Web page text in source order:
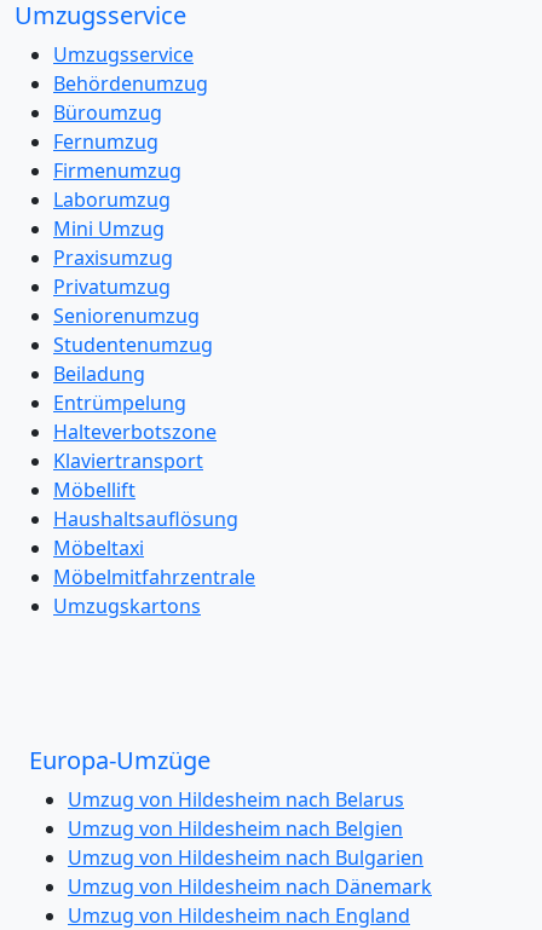
Umzugsservice
Umzugsservice
Behördenumzug
Büroumzug
Fernumzug
Firmenumzug
Laborumzug
Mini Umzug
Praxisumzug
Privatumzug
Seniorenumzug
Studentenumzug
Beiladung
Entrümpelung
Halteverbotszone
Klaviertransport
Möbellift
Haushaltsauflösung
Möbeltaxi
Möbelmitfahrzentrale
Umzugskartons
Europa-Umzüge
Umzug von Hildesheim nach Belarus
Umzug von Hildesheim nach Belgien
Umzug von Hildesheim nach Bulgarien
Umzug von Hildesheim nach Dänemark
Umzug von Hildesheim nach England